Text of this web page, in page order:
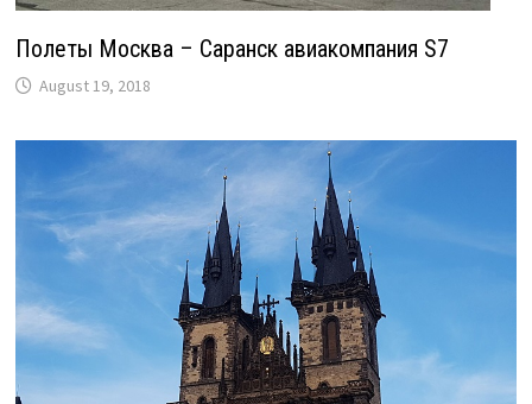
Полеты Москва – Саранск авиакомпания S7
August 19, 2018